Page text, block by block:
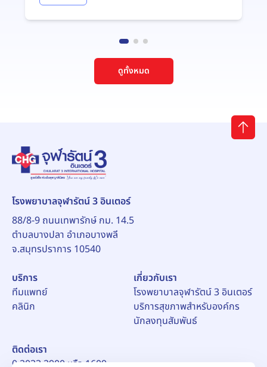
ดูทั้งหมด
โรงพยาบาลจุฬารัตน์ 3 อินเตอร์
88/8-9 ถนนเทพารักษ์ กม. 14.5
ตำบลบางปลา อำเภอบางพลี
จ.สมุทรปราการ 10540
บริการ
ทีมแพทย์
คลินิก
เกี่ยวกับเรา
โรงพยาบาลจุฬารัตน์ 3 อินเตอร์
บริการสุขภาพสำหรับองค์กร
นักลงทุนสัมพันธ์
ติดต่อเรา
0 2033 2900 หรือ 1609